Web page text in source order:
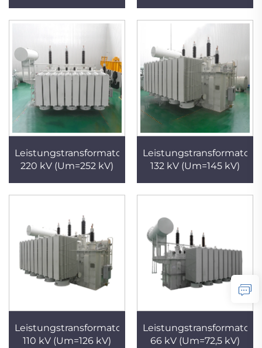
Leistungstransformator
220 kV (Um=252 kV)
Leistungstransformator
132 kV (Um=145 kV)
Leistungstransformator
110 kV (Um=126 kV)
Leistungstransformator
66 kV (Um=72,5 kV)